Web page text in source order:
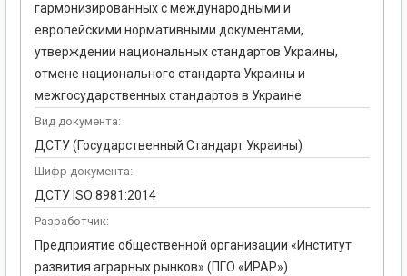
гармонизированных с международными и
европейскими нормативными документами,
утверждении национальных стандартов Украины,
отмене национального стандарта Украины и
межгосударственных стандартов в Украине
Вид документа:
ДСТУ (Государственный Стандарт Украины)
Шифр документа:
ДСТУ ISO 8981:2014
Разработчик:
Предприятие общественной организации «Институт
развития аграрных рынков» (ПГО «ИРАР»)